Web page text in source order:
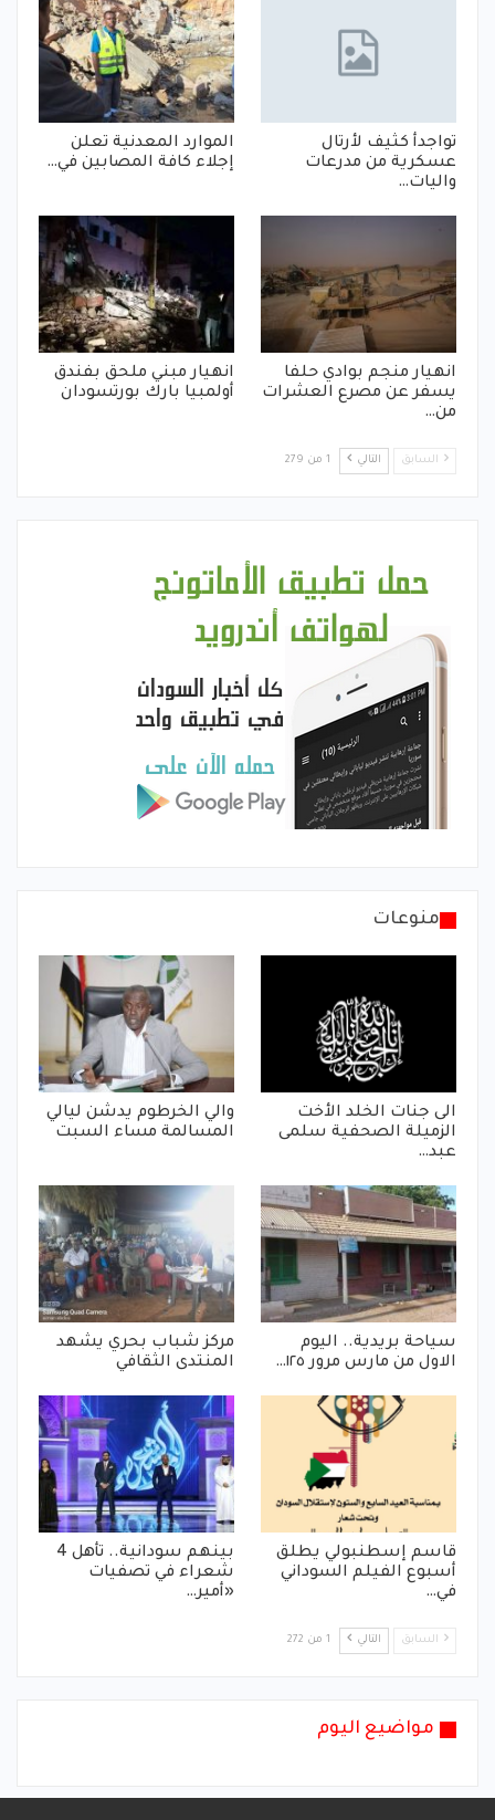
تواجدأ كثيف لأرتال
عسكرية من مدرعات
واليات…
الموارد المعدنية تعلن
إجلاء كافة المصابين في…
انهيار منجم بوادي حلفا
يسفر عن مصرع العشرات
من…
انهيار مبني ملحق بفندق
أولمبيا بارك بورتسودان
السابق التالي 1 من 279
منوعات
الى جنات الخلد الأخت
الزميلة الصحفية سلمى
عبد…
والي الخرطوم يدشن ليالي
المسالمة مساء السبت
سياحة بريدية.. اليوم
الاول من مارس مرور ١٢٥…
مركز شباب بحري يشهد
المنتدى الثقافي
قاسم إسطنبولي يطلق
أسبوع الفيلم السوداني
في…
بينهم سودانية.. تأهل 4
شعراء في تصفيات
«أمير…
السابق التالي 1 من 272
مواضيع اليوم